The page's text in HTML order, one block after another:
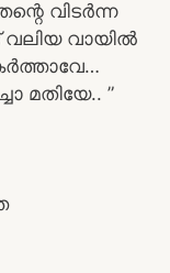
വിടർന്ന
വലിയ വായിൽ
മതിയേ.. ”